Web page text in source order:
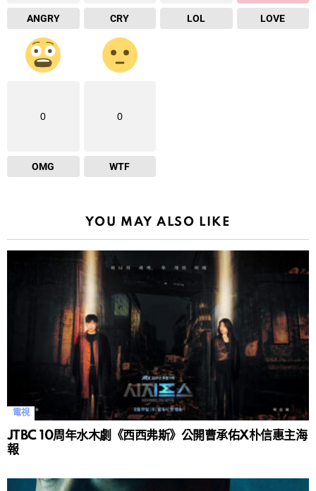
ANGRY CRY LOL LOVE
0
OMG
0
WTF
YOU MAY ALSO LIKE
電視
JTBC 10周年水木劇《西西弗斯》公開曹承佑X朴信惠主海
報